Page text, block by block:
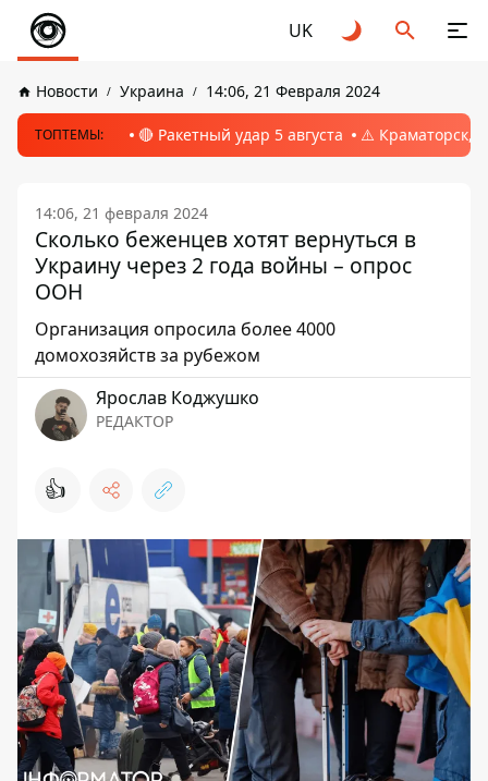
UK
Новости Украина 14:06, 21 Февраля 2024
ТОПТЕМЫ: 🔴 Ракетный удар 5 августа ⚠️ Краматорск,
14:06, 21 февраля 2024
Сколько беженцев хотят вернуться в
Украину через 2 года войны – опрос
ООН
Организация опросила более 4000
домохозяйств за рубежом
Ярослав Коджушко
РЕДАКТОР
👍